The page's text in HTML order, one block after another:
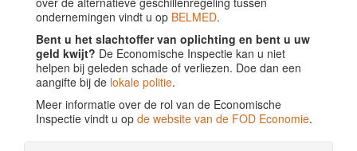
ondernemingen vindt u op BELMED.
Bent u het slachtoffer van oplichting en bent u uw
geld kwijt? De Economische Inspectie kan u niet
helpen bij geleden schade of verliezen. Doe dan een
aangifte bij de lokale politie.
Meer informatie over de rol van de Economische
Inspectie vindt u op de website van de FOD Economie.